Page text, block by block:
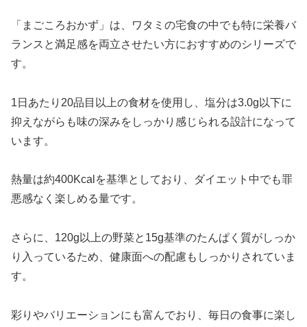
「まごころおかず」は、ワタミの宅食の中でも特に栄養バ
ランスと満足感を両立させたい方におすすめのシリーズで
す。
1日あたり20品目以上の食材を使用し、塩分は3.0g以下に
抑えながらも味の深みをしっかり感じられる設計になって
います。
熱量は約400Kcalを基準としており、ダイエット中でも罪
悪感なく楽しめる量です。
さらに、120g以上の野菜と15g基準のたんぱく質がしっか
り入っているため、健康面への配慮もしっかりされていま
す。
彩りやバリエーションにも富んでおり、毎日の食事に楽し